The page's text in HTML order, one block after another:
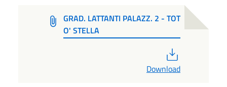
GRAD. LATTANTI PALAZZ. 2 - TOT
O' STELLA
Download